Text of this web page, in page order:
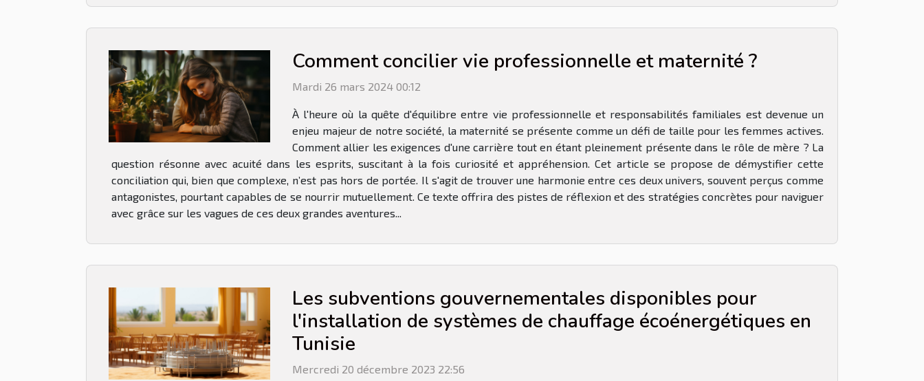
Comment concilier vie professionnelle et maternité ?
Mardi 26 mars 2024 00:12
À l'heure où la quête d'équilibre entre vie professionnelle et responsabilités familiales est devenue un
enjeu majeur de notre société, la maternité se présente comme un défi de taille pour les femmes actives.
Comment allier les exigences d'une carrière tout en étant pleinement présente dans le rôle de mère ? La
question résonne avec acuité dans les esprits, suscitant à la fois curiosité et appréhension. Cet article se propose de démystifier cette
conciliation qui, bien que complexe, n’est pas hors de portée. Il s'agit de trouver une harmonie entre ces deux univers, souvent perçus comme
antagonistes, pourtant capables de se nourrir mutuellement. Ce texte offrira des pistes de réflexion et des stratégies concrètes pour naviguer
avec grâce sur les vagues de ces deux grandes aventures...
Les subventions gouvernementales disponibles pour
l'installation de systèmes de chauffage écoénergétiques en
Tunisie
Mercredi 20 décembre 2023 22:56